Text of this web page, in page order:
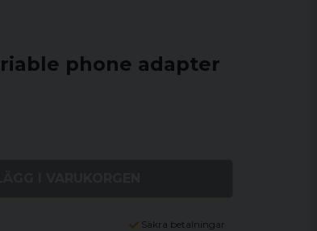
phone adapter
Säkra betalningar